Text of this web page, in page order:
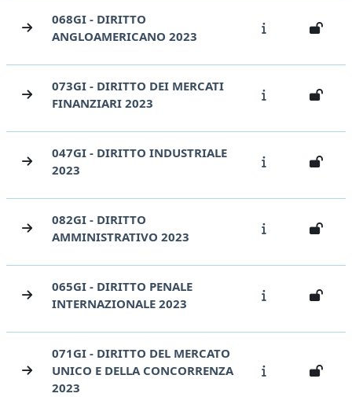
068GI - DIRITTO
ANGLOAMERICANO 2023
073GI - DIRITTO DEI MERCATI
FINANZIARI 2023
047GI - DIRITTO INDUSTRIALE
2023
082GI - DIRITTO
AMMINISTRATIVO 2023
065GI - DIRITTO PENALE
INTERNAZIONALE 2023
071GI - DIRITTO DEL MERCATO
UNICO E DELLA CONCORRENZA
2023